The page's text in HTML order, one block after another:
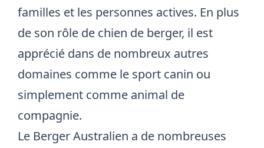
familles et les personnes actives. En plus
de son rôle de chien de berger, il est
apprécié dans de nombreux autres
domaines comme le sport canin ou
simplement comme animal de
compagnie.
Le Berger Australien a de nombreuses